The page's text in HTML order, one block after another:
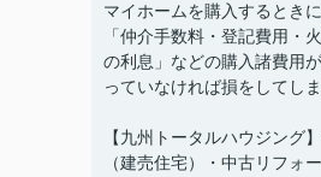
マイホームを購入するとき
「仲介手数料・登記費用・
の利息」などの購入諸費用
っていなければ損をしてし
【九州トータルハウジング
（建売住宅）・中古リフォ